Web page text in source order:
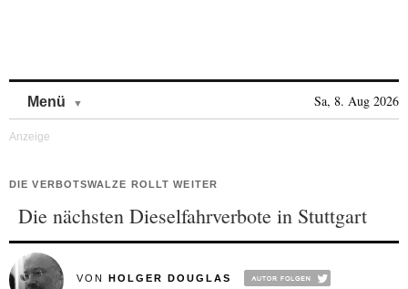
Menü Sa, 8. Aug 2026
DIE VERBOTSWALZE ROLLT WEITER
Die nächsten Dieselfahrverbote in Stuttgart
VON HOLGER DOUGLAS